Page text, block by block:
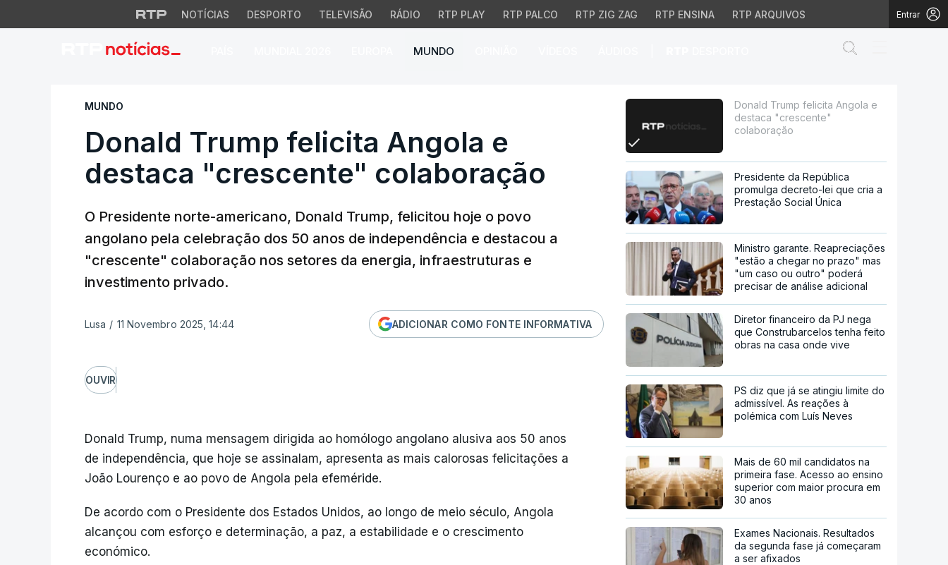
NOTÍCIAS DESPORTO TELEVISÃO RÁDIO RTP PLAY RTP PALCO RTP ZIG ZAG RTP ENSINA RTP ARQUIVOS Entrar
MUNDO
Donald Trump felicita Angola e destaca "crescente" colaboração
MUNDO
Donald Trump felicita Angola e
destaca "crescente" colaboração
O Presidente norte-americano, Donald Trump, felicitou hoje o povo
angolano pela celebração dos 50 anos de independência e destacou a
"crescente" colaboração nos setores da energia, infraestruturas e
investimento privado.
Lusa / 11 Novembro 2025, 14:44 ADICIONAR COMO FONTE INFORMATIVA
OUVIR
Donald Trump, numa mensagem dirigida ao homólogo angolano alusiva aos 50 anos
de independência, que hoje se assinalam, apresenta as mais calorosas felicitações a
João Lourenço e ao povo de Angola pela efeméride.
De acordo com o Presidente dos Estados Unidos, ao longo de meio século, Angola
alcançou com esforço e determinação, a paz, a estabilidade e o crescimento
económico.
Donald Trump felicita Angola e
destaca "crescente"
colaboração
Presidente da República
promulga decreto-lei que cria a
Prestação Social Única
Ministro garante. Reapreciações
"estão a chegar no prazo" mas
"um caso ou outro" poderá
precisar de análise adicional
Diretor financeiro da PJ nega
que Construbarcelos tenha feito
obras na casa onde vive
PS diz que já se atingiu limite do
admissível. As reações à
polémica com Luís Neves
Mais de 60 mil candidatos na
primeira fase. Acesso ao ensino
superior com maior procura em
30 anos
Exames Nacionais. Resultados
da segunda fase já começaram
a ser afixados